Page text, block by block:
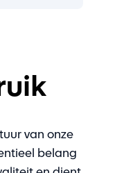
van onze
belang